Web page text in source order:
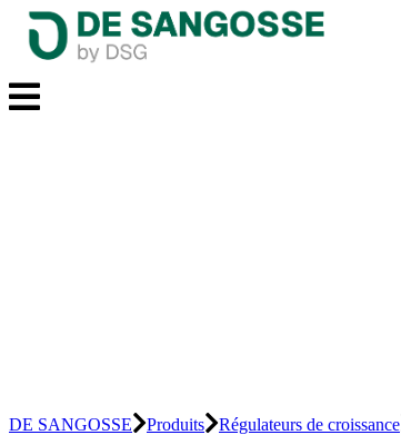
DE SANGOSSE Produits Régulateurs de croissance